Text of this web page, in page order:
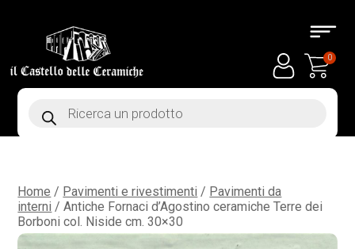
0
Home / Pavimenti e rivestimenti / Pavimenti da
interni / Antiche Fornaci d’Agostino ceramiche Terre dei
Borboni col. Niside cm. 30×30